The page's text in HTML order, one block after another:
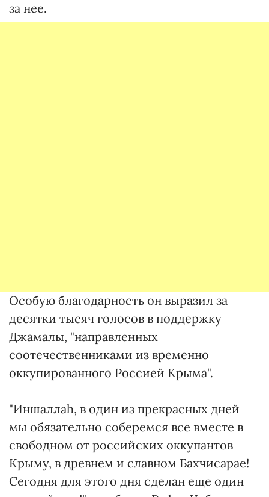
за нее.
Особую благодарность он выразил за
десятки тысяч голосов в поддержку
Джамалы, "направленных
соотечественниками из временно
оккупированного Россией Крыма".
"Иншаллаһ, в один из прекрасных дней
мы обязательно соберемся все вместе в
свободном от российских оккупантов
Крыму, в древнем и славном Бахчисарае!
Сегодня для этого дня сделан еще один